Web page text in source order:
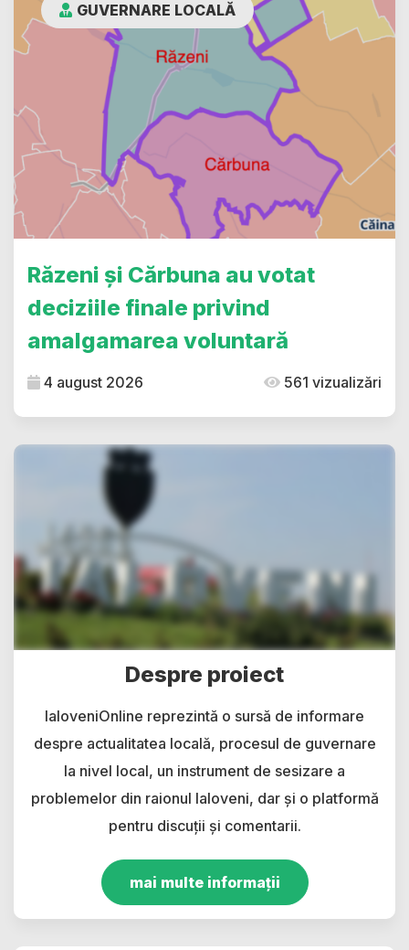
GUVERNARE LOCALĂ
Răzeni și Cărbuna au votat
deciziile finale privind
amalgamarea voluntară
4 august 2026 561 vizualizări
Despre proiect
IaloveniOnline reprezintă o sursă de informare
despre actualitatea locală, procesul de guvernare
la nivel local, un instrument de sesizare a
problemelor din raionul Ialoveni, dar și o platformă
pentru discuții și comentarii.
mai multe informații